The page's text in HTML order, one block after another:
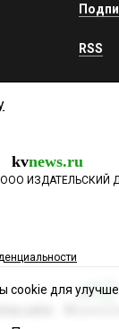
RSS
kvnews.ru
ООО ИЗДАТЕЛЬСКИЙ
сайта
cookie для